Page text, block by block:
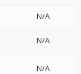
N/A
N/A
N/A